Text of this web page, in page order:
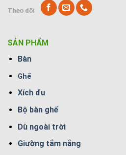
Theo dõi
SẢN PHẨM
Bàn
Ghế
Xích đu
Bộ bàn ghế
Dù ngoài trời
Giường tắm nắng